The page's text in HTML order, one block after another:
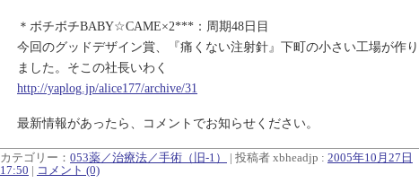
＊ボチボチBABY☆CAME×2***：周期48日目
今回のグッドデザイン賞、『痛くない注射針』下町の小さい工場が作り
ました。そこの社長いわく
http://yaplog.jp/alice177/archive/31
最新情報があったら、コメントでお知らせください。
カテゴリー： 053薬／治療法／手術（旧-1） | 投稿者 xbheadjp : 2005年10月27日
17:50
コメント (0)